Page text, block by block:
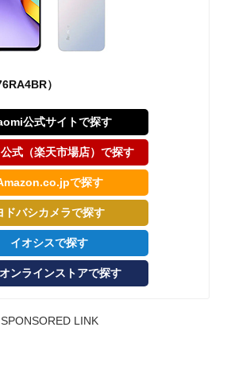
）
公式サイトで探す
式（楽天市場店）で探す
で探す
ドバシカメラで探す
イオシスで探す
ンラインストアで探す
SPONSORED LINK